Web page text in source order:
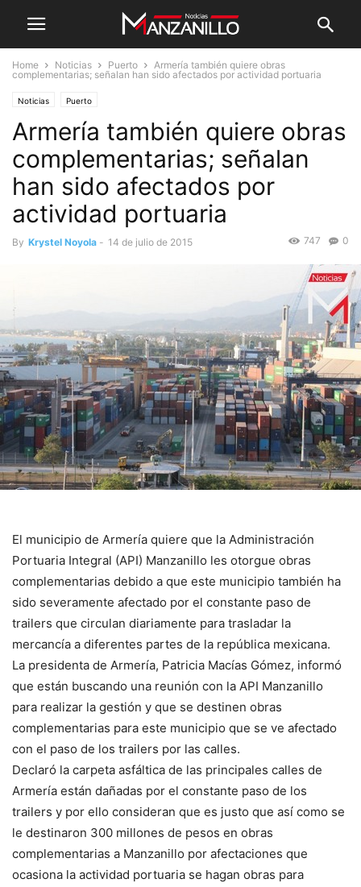
Home Noticias Puerto
Armería también quiere obras
complementarias; señalan han sido afectados por actividad portuaria
Noticias Puerto
Armería también quiere obras
complementarias; señalan
han sido afectados por
actividad portuaria
By Krystel Noyola - 14 de julio de 2015 0
747
El municipio de Armería quiere que la Administración
Portuaria Integral (API) Manzanillo les otorgue obras
complementarias debido a que este municipio también ha
sido severamente afectado por el constante paso de
trailers que circulan diariamente para trasladar la
mercancía a diferentes partes de la república mexicana.
La presidenta de Armería, Patricia Macías Gómez, informó
que están buscando una reunión con la API Manzanillo
para realizar la gestión y que se destinen obras
complementarias para este municipio que se ve afectado
con el paso de los trailers por las calles.
Declaró la carpeta asfáltica de las principales calles de
Armería están dañadas por el constante paso de los
trailers y por ello consideran que es justo que así como se
le destinaron 300 millones de pesos en obras
complementarias a Manzanillo por afectaciones que
ocasiona la actividad portuaria se hagan obras para